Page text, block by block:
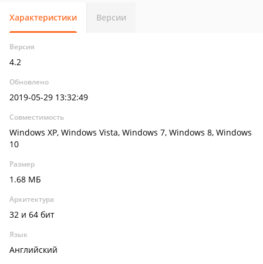
Характеристики Версии
Версия
4.2
Обновлено
2019-05-29 13:32:49
Совместимость
Windows XP, Windows Vista, Windows 7, Windows 8, Windows
10
Размер
1.68 МБ
Архитектура
32 и 64 бит
Язык
Английский